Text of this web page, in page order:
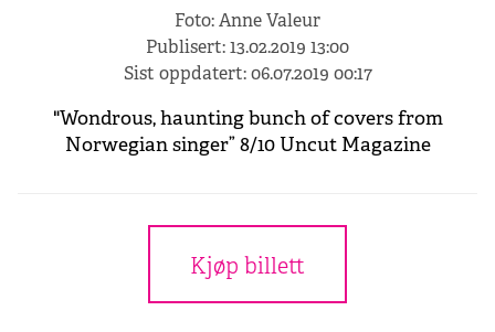
Foto: Anne Valeur
Publisert:13.02.2019 13:00
Sist oppdatert: 06.07.2019 00:17
"Wondrous, haunting bunch of covers from
Norwegian singer” 8/10 Uncut Magazine
Kjøp billett